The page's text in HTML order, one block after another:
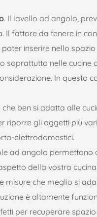
. Il lavello ad angolo,
Il fattore da tenere in
inserire nello
soprattutto nelle cucine
In
che ben si adatta alle
riporre gli oggetti più
elettrodomestici.
ad angolo permettono
della vostra
misure che meglio si
è altamente
per recuperare